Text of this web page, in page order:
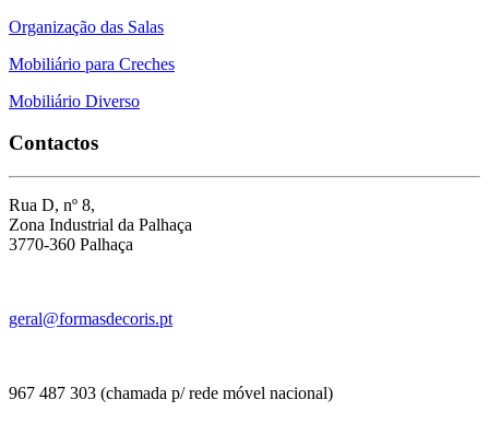
Organização das Salas
Mobiliário para Creches
Mobiliário Diverso
Contactos
Rua D, nº 8,
Zona Industrial da Palhaça
3770-360 Palhaça
geral@formasdecoris.pt
967 487 303 (chamada p/ rede móvel nacional)